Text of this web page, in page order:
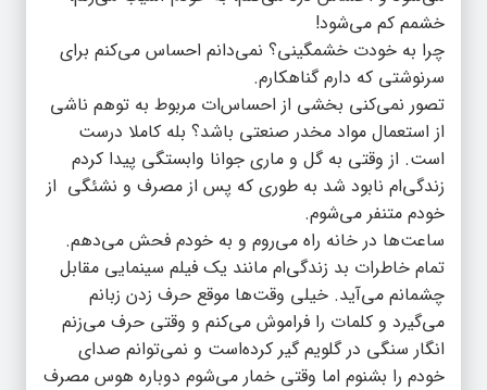
خشمم کم می‌شود!
چرا به خودت خشمگینی؟ نمی‌دانم احساس می‌کنم برای
سرنوشتی که دارم گناهکارم.
تصور نمی‌کنی بخشی از احساس‌ات مربوط به توهم ناشی
از استعمال مواد مخدر صنعتی باشد؟ بله کاملا درست
است. از وقتی به گل و ماری جوانا وابستگی پیدا کردم
زندگی‌ام نابود شد به طوری که پس از مصرف و نشئگی از
خودم متنفر می‌شوم.
ساعت‌ها در خانه راه می‌روم و به خودم فحش می‌دهم.
تمام خاطرات بد زندگی‌ام مانند یک فیلم سینمایی مقابل
چشمانم می‌آید. خیلی وقت‌ها موقع حرف زدن زبانم
می‌گیرد و کلمات را فراموش می‌کنم و وقتی حرف می‌زنم
انگار سنگی در گلویم گیر کرده‌است و نمی‌توانم صدای
خودم را بشنوم اما وقتی خمار می‌شوم دوباره هوس مصرف